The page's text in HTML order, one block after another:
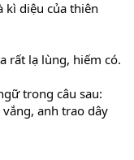
kì diệu của thiên
rất lạ lùng, hiếm có.
trong câu sau:
anh trao dây